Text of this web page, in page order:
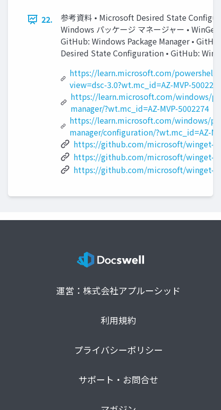
22.
参考資料 • Microsoft Desired State
Windows パッケージ マネージャー • WinGet
GitHub: Windows Package Manager •
Desired State Configuration • GitHub:
https://learn.microsoft.com/powershell/
view=dsc-3.0?wt.mc_id=AZ-MVP-
https://learn.microsoft.com/windows/
manager/?wt.mc_id=AZ-MVP-5002274
https://learn.microsoft.com/windows/
manager/configuration/?wt.mc_id=AZ-
https://github.com/microsoft/winget-
https://github.com/microsoft/winget-
https://github.com/microsoft/winget-
運営：株式会社アプルーシッド
利用規約
プライバシーポリシー
サポート・お問合せ